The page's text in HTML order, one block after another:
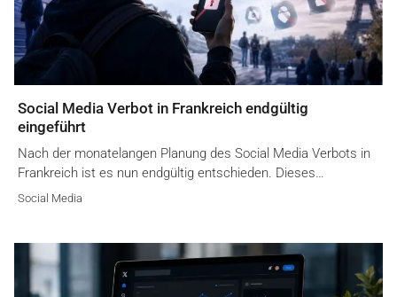
Social Media Verbot in Frankreich endgültig
eingeführt
Nach der monatelangen Planung des Social Media Verbots in
Frankreich ist es nun endgültig entschieden. Dieses…
Social Media